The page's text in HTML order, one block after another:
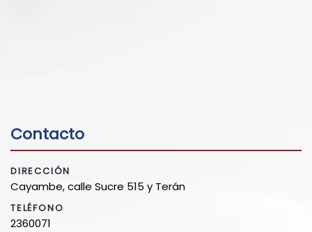
Contacto
DIRECCIÓN
Cayambe, calle Sucre 515 y Terán
TELÉFONO
2360071